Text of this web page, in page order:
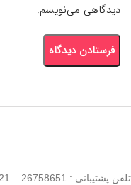
دیدگاهی می‌نویسم.
تلفن پشتیبانی : 26758651 – 021